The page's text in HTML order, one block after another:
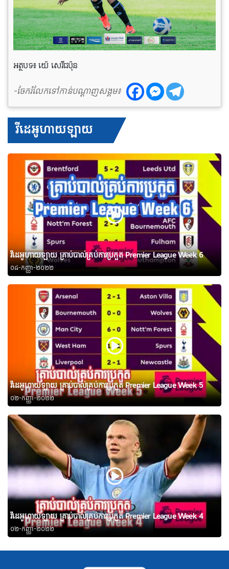
អត្ថបទ៖ យ៉េ សេរីជប៉ុន
-ចែករំលែកទៅកាន់បណ្តាញសង្គម៖
វីដេអូហាយឡាយ
វីដេអូហាយឡាយ គ្រាប់បាល់គ្រប់ការប្រកួត Premier League Week 6
០៨-កញ្ញា-២០២២
វីដេអូហាយឡាយ គ្រាប់បាល់គ្រប់ការប្រកួត Premier League Week 5
០២-កញ្ញា-២០២២
វីដេអូហាយឡាយ គ្រាប់បាល់គ្រប់ការប្រកួត Premier League Week 4
០២-កញ្ញា-២០២២